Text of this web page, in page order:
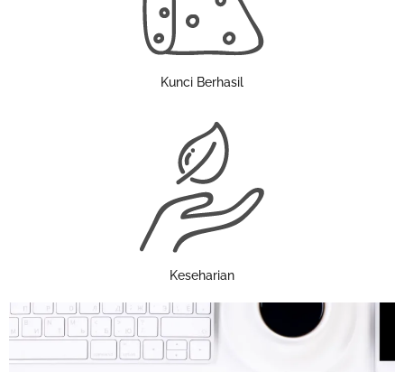
Kunci Berhasil
Keseharian